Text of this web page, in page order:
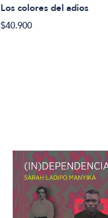
Los colores del adios
$40.900